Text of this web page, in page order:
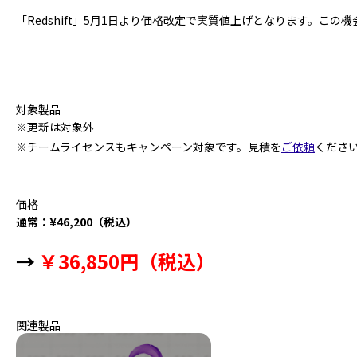
「Redshift」5月1日より価格改定で実質値上げとなります。この機
対象製品
※更新は対象外
※チームライセンスもキャンペーン対象です。見積をご依頼ください
価格
通常：¥46,200（税込）
→ ￥36,850円（税込）
関連製品